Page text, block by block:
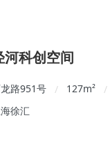
河科创空间
路951号 / 127m²
/
徐汇